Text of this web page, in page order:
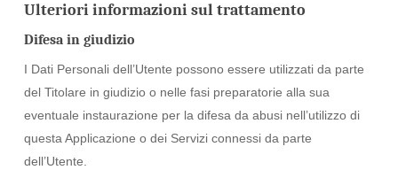
Ulteriori informazioni sul trattamento
Difesa in giudizio
I Dati Personali dell’Utente possono essere utilizzati da parte
del Titolare in giudizio o nelle fasi preparatorie alla sua
eventuale instaurazione per la difesa da abusi nell’utilizzo di
questa Applicazione o dei Servizi connessi da parte
dell’Utente.